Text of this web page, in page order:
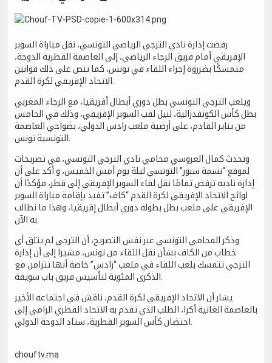
رفضت إدارة نادي الترجي الرياضي التونسي، نقل مباراة السوبر
الإفريقي أمام فريق الرجاء الرياضي، إلى العاصمة القطرية الدوحة،
متمسكًا بضرروة إجراء اللقاء في تونس، كما تنص على ذلك قوانين
ويلعب الترجي التونسي بطل دوري أبطال أفريقيا، مع الرجاء المغربي
بطل كأس الكونفدرالية، لنيل لقب السوبر الإفريقي، وذلك في الخامس
من يناير القادم، على أرضية ملعب رادس الدولي، بضواحي العاصمة
وتحدث كمال العروسي محامي نادي الترجي التونسي، في تصريحات
لموقع “نسمة سبور” التونسي ليلة يوم أمس الخميس، و أكد على أن
إدارة ناديه ترفض تمامًا نقل لقاء السوبر الإفريقي إلى قطر، مؤكدًا أن
لوائح الاتحاد الإفريقي لكرة القدم “كاف” تفيد بإقامة مباراة السوبر
الإفريقي على ملعب بطل بطولة دوري أبطال إفريقيا، وهذا ما نطالب
وذكر المحامي التونسي عبر نفس التصريح، أن الترجي لم يتلق أي
خطاب من الكاف بشأن نقل اللقاء من تونس، مشيرا إلى أن إدارة
الترجي تتمسك بلعب اللقاء في ملعب “رادس” خاصة أنها تتزامن مع
يشار أن الاتحاد الإفريقي لكرة القدم، ناقش في اجتماعه الأخير
بالعاصمة الغانية أكرا، الطلب الذي تقدم به الاتحاد القطري الرامي إلى
chouftv.ma